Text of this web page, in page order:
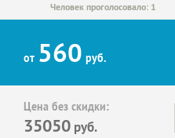
Человек проголосовало: 1
от 560 руб.
Цена без скидки:
35050 руб.